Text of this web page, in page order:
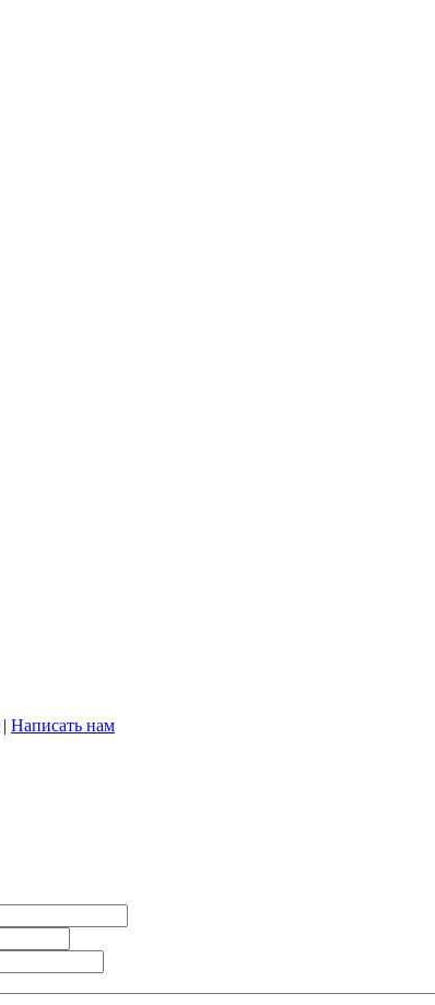
| Написать нам